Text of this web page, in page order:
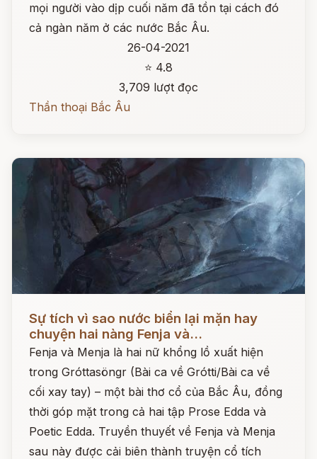
mọi người vào dịp cuối năm đã tồn tại cách đó
cả ngàn năm ở các nước Bắc Âu.
26-04-2021
⭐ 4.8
3,709 lượt đọc
Thần thoại Bắc Âu
Sự tích vì sao nước biển lại mặn hay
chuyện hai nàng Fenja và...
Fenja và Menja là hai nữ khổng lồ xuất hiện
trong Gróttasöngr (Bài ca về Grótti/Bài ca về
cối xay tay) – một bài thơ cổ của Bắc Âu, đồng
thời góp mặt trong cả hai tập Prose Edda và
Poetic Edda. Truyền thuyết về Fenja và Menja
sau này được cải biên thành truyện cổ tích